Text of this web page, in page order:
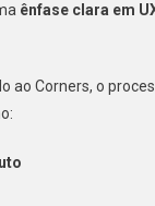
ênfase clara em
ao Corners, o